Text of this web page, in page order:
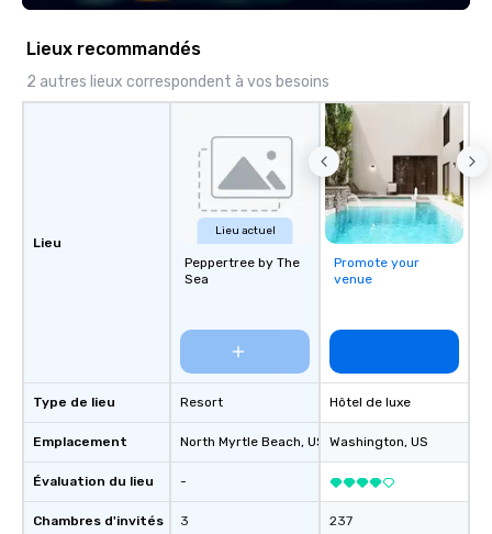
Lieux recommandés
2 autres lieux correspondent à vos besoins
Lieu
Type de lieu
Emplacement
Évaluation du lieu
Chambres d'invités
Lieu actuel
Peppertree by The
Sea
Resort
North Myrtle Beach, US
-
3
Promote your
venue
Hôtel de luxe
Washington, US
237